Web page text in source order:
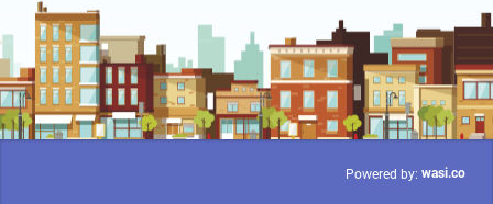
Powered by: wasi.co